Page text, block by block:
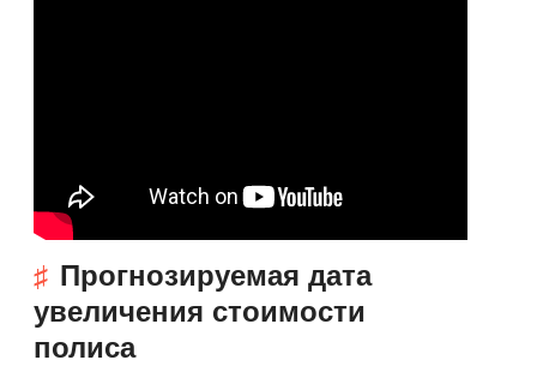
Прогнозируемая дата
увеличения стоимости
полиса